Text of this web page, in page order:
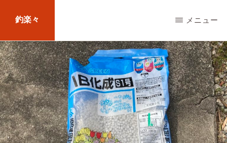
main
content
釣楽々
海
水・
淡
水，
ル
ア
メニュー